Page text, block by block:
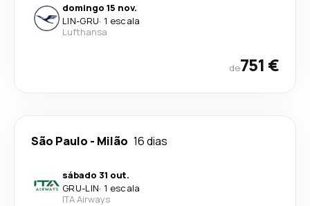
domingo 15 nov.
LIN-GRU· 1 escala
Lufthansa
de751 €
São Paulo - Milão 16 dias
sábado 31 out.
GRU-LIN· 1 escala
ITA Airways